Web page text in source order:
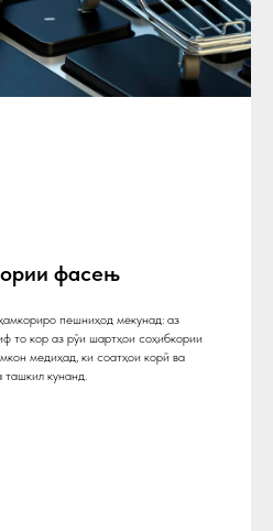
фасењ
пешниҳод мекунад: аз
то кор аз рӯи шартҳои соҳибкории
медиҳад, ки соатҳои корӣ ва
кунанд.